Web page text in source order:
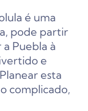
é uma
pode partir
Puebla à
e
esta
complicado,